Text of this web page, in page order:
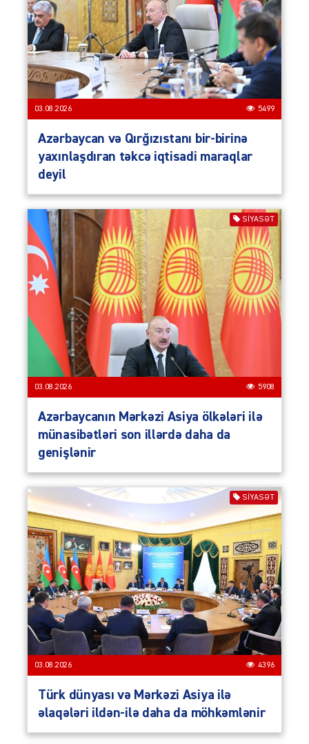
03.08.2026 5499
Azərbaycan və Qırğızıstanı bir-birinə
yaxınlaşdıran təkcə iqtisadi maraqlar
deyil
SIYASƏT
03.08.2026 5908
Azərbaycanın Mərkəzi Asiya ölkələri ilə
münasibətləri son illərdə daha da
genişlənir
SIYASƏT
03.08.2026 4396
Türk dünyası və Mərkəzi Asiya ilə
əlaqələri ildən-ilə daha da möhkəmlənir